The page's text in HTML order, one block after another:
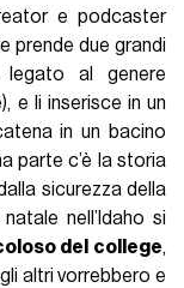
e podcaster
prende due grandi
al genere
e li inserisce in un
in un bacino
parte c’è la storia
sicurezza della
nell’Idaho si
del college,
altri vorrebbero e